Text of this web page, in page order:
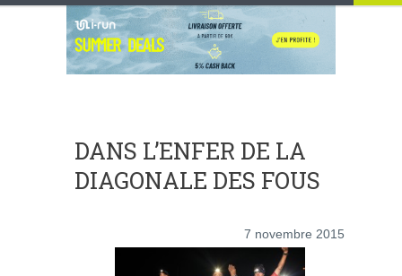
DANS L’ENFER DE LA
DIAGONALE DES FOUS
7 novembre 2015